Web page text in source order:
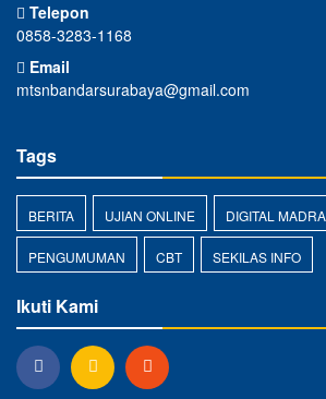
Telepon
0858-3283-1168
Email
mtsnbandarsurabaya@gmail.com
Tags
BERITA UJIAN ONLINE DIGITAL
PENGUMUMAN CBT SEKILAS INFO
Ikuti Kami